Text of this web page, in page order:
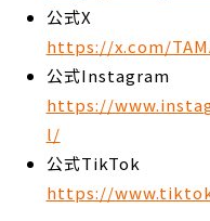
公式X
https://x.com/
公式Instagram
https://
l/
公式TikTok
https://